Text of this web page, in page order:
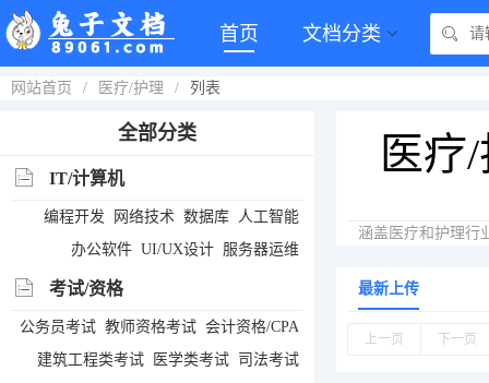
首页 文档分类
网站首页 / 医疗/护理 / 列表
全部分类
IT/计算机
编程开发 网络技术 数据库 人工智能
办公软件 UI/UX设计 服务器运维
考试/资格
公务员考试 教师资格考试 会计资格/CPA
建筑工程类考试
医学类考试 司法考试
医疗
涵盖医疗和护理行
最新上传
上一页 下一页